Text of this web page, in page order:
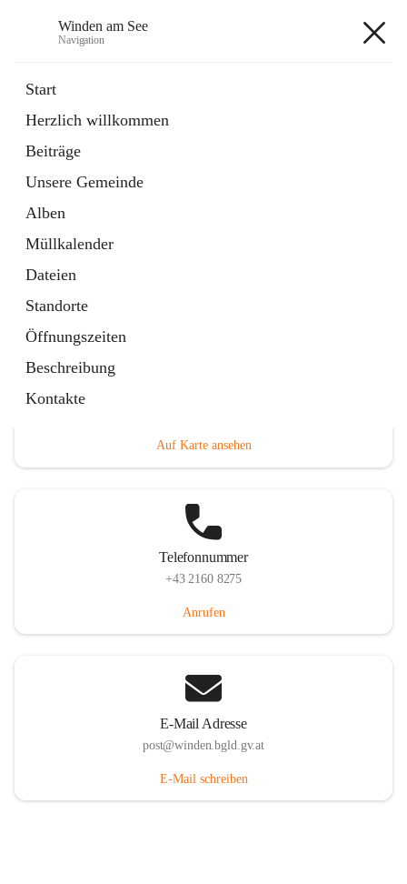
Winden am See
Navigation
Start
Herzlich willkommen
Beiträge
Unsere Gemeinde
Alben
Müllkalender
Dateien
Standorte
Öffnungszeiten
Beschreibung
Kontakte
Externe Webseite
in
Tab
Bebauungsplan
öffnet
in
neuem
Tab
Auf Karte ansehen
Telefonnummer
+43 2160 8275
Anrufen
E-Mail Adresse
post@winden.bgld.gv.at
E-Mail schreiben